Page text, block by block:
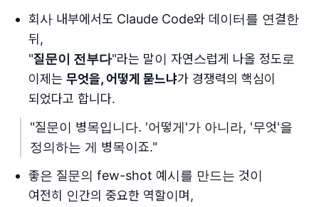
회사 내부에서도 Claude Code와 데이터를 연결한
뒤,
"질문이 전부다"라는 말이 자연스럽게 나올 정도로
이제는 무엇을, 어떻게 묻느냐가 경쟁력의 핵심이
되었다고 합니다.
"질문이 병목입니다. '어떻게'가 아니라, '무엇'을
정의하는 게 병목이죠."
좋은 질문의 few-shot 예시를 만드는 것이
여전히 인간의 중요한 역할이며,